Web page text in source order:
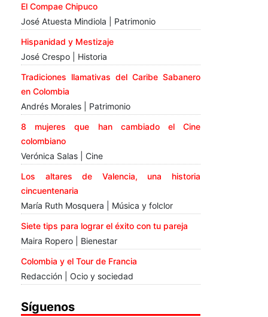
El Compae Chipuco
José Atuesta Mindiola | Patrimonio
Hispanidad y Mestizaje
José Crespo | Historia
Tradiciones llamativas del Caribe Sabanero
en Colombia
Andrés Morales | Patrimonio
8 mujeres que han cambiado el Cine
colombiano
Verónica Salas | Cine
Los altares de Valencia, una historia
cincuentenaria
María Ruth Mosquera | Música y folclor
Siete tips para lograr el éxito con tu pareja
Maira Ropero | Bienestar
Colombia y el Tour de Francia
Redacción | Ocio y sociedad
Síguenos